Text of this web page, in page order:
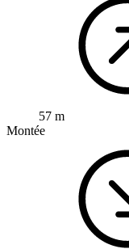
57 m
Montée